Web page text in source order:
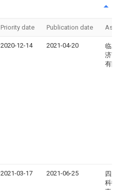
Priority date Publication date
2020-12-14 2021-04-20
临工
济南
有限
2021-03-17 2021-06-25
四川
科技